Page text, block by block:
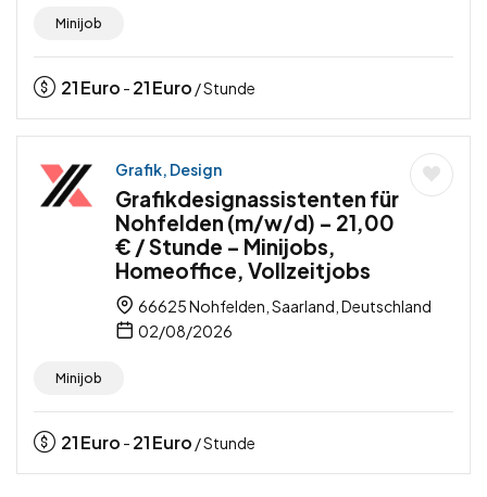
Minijob
21Euro - 21Euro / Stunde
Grafik, Design
Grafikdesignassistenten für
Nohfelden (m/w/d) – 21,00
€ / Stunde – Minijobs,
Homeoffice, Vollzeitjobs
66625 Nohfelden, Saarland, Deutschland
02/08/2026
Minijob
21Euro - 21Euro / Stunde